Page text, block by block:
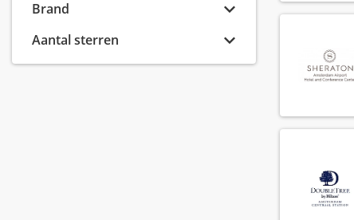
Sales
Technische dienst (84)
Brand
Aantal sterren